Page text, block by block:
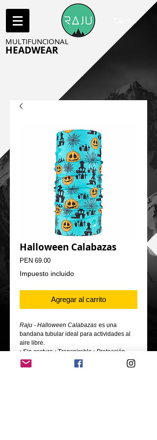
Carrito:
MULTIFUNCIONAL
HEADWEAR
Halloween Calabazas
PEN 69.00Precio
Impuesto incluido
Agregar al carrito
Raju - Halloween Calabazas es una
bandana tubular ideal para actividades al
aire libre.
• Sin costura • Transpirable • Protección
contra el frío.
- Material: Fibra técnica - Poliéster